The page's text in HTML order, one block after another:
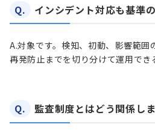
Q. インシデント対応も基準
A.対象です。検知、初動、影響範囲
再発防止までを切り分けて運用でき
Q. 監査制度とはどう関係し